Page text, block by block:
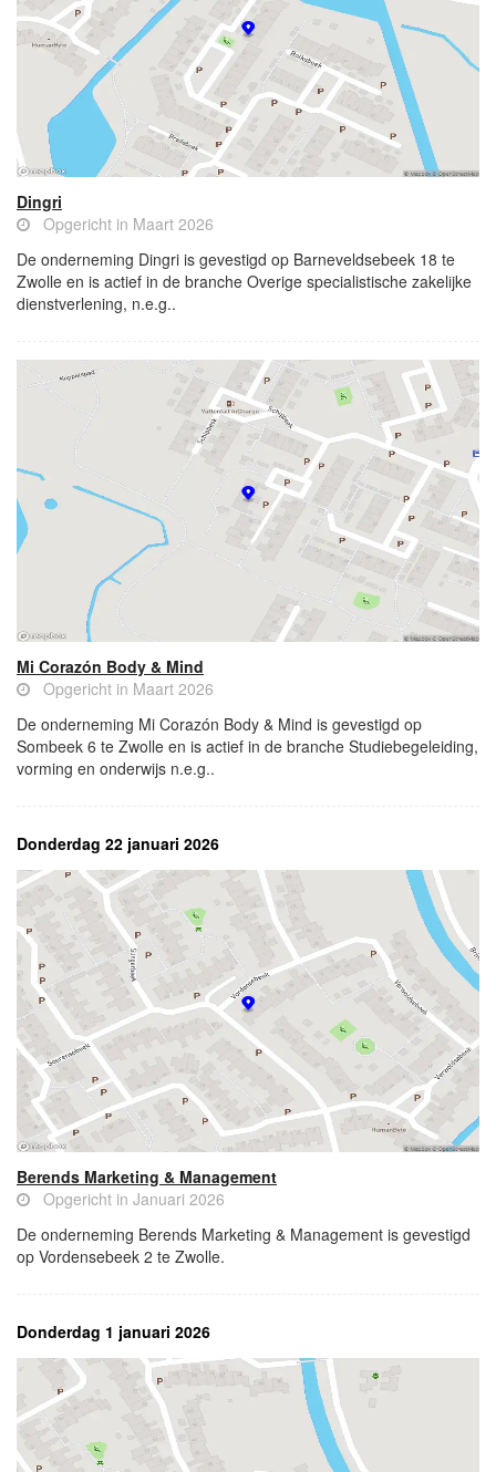
Dingri
Opgericht in Maart 2026
De onderneming Dingri is gevestigd op Barneveldsebeek 18 te
Zwolle en is actief in de branche Overige specialistische zakelijke
dienstverlening, n.e.g..
Mi Corazón Body & Mind
Opgericht in Maart 2026
De onderneming Mi Corazón Body & Mind is gevestigd op
Sombeek 6 te Zwolle en is actief in de branche Studiebegeleiding,
vorming en onderwijs n.e.g..
Donderdag 22 januari 2026
Berends Marketing & Management
Opgericht in Januari 2026
De onderneming Berends Marketing & Management is gevestigd
op Vordensebeek 2 te Zwolle.
Donderdag 1 januari 2026